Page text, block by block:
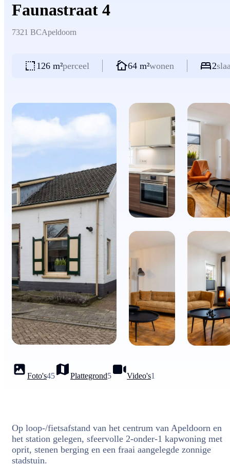
Faunastraat 4
7321 BCApeldoorn
126 m²perceel 64 m²wonen 2
Foto's45 Plattegrond5 Video's1
Op loop-/fietsafstand van het centrum van Apeldoorn en
het station gelegen, sfeervolle 2-onder-1 kapwoning met
oprit, stenen berging en een fraai aangelegde zonnige
stadstuin.